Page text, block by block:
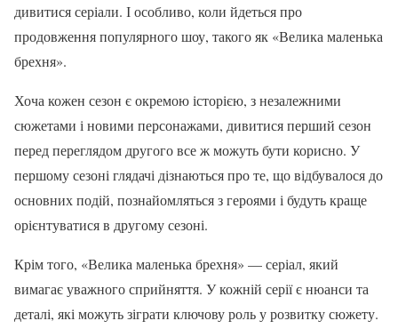
дивитися серіали. І особливо, коли йдеться про
продовження популярного шоу, такого як «Велика маленька
брехня».
Хоча кожен сезон є окремою історією, з незалежними
сюжетами і новими персонажами, дивитися перший сезон
перед переглядом другого все ж можуть бути корисно. У
першому сезоні глядачі дізнаються про те, що відбувалося до
основних подій, познайомляться з героями і будуть краще
орієнтуватися в другому сезоні.
Крім того, «Велика маленька брехня» — серіал, який
вимагає уважного сприйняття. У кожній серії є нюанси та
деталі, які можуть зіграти ключову роль у розвитку сюжету.